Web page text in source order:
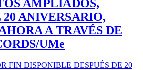
AMPLIADOS,
ANIVERSARIO,
A TRAVÉS DE
UMe
FIN DISPONIBLE DESPUÉS DE 20